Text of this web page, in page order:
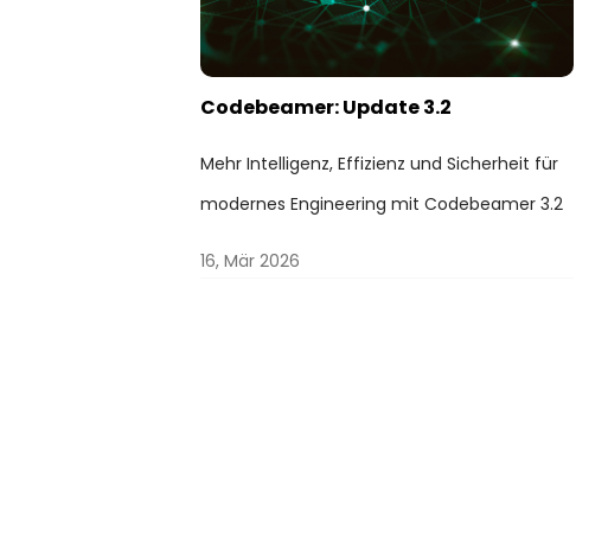
Codebeamer: Update 3.2
16, Mär 2026
Mehr Intelligenz, Effizienz und Sicherheit für
modernes Engineering mit Codebeamer 3.2